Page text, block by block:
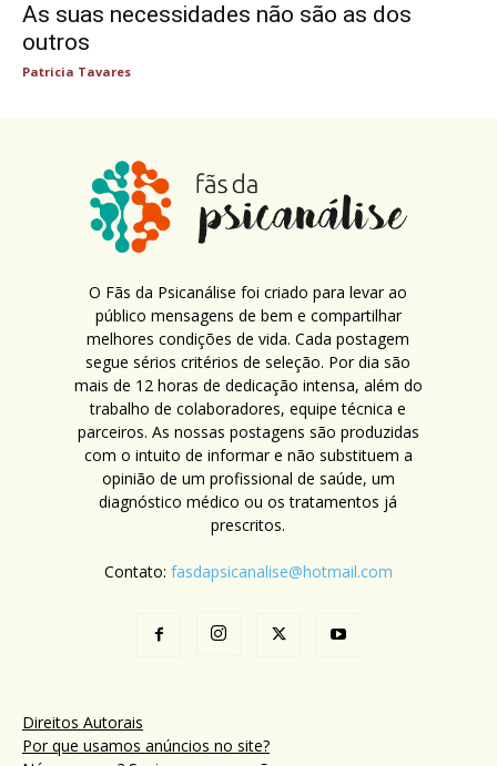
As suas necessidades não são as dos
outros
Patricia Tavares
O Fãs da Psicanálise foi criado para levar ao
público mensagens de bem e compartilhar
melhores condições de vida. Cada postagem
segue sérios critérios de seleção. Por dia são
mais de 12 horas de dedicação intensa, além do
trabalho de colaboradores, equipe técnica e
parceiros. As nossas postagens são produzidas
com o intuito de informar e não substituem a
opinião de um profissional de saúde, um
diagnóstico médico ou os tratamentos já
prescritos.
Contato: fasdapsicanalise@hotmail.com
Direitos Autorais
Por que usamos anúncios no site?